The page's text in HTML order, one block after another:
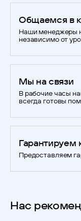
Общаемся в
Наши менеджеры
независимо от
Мы на связи
В рабочие часы
всегда готовы
Гарантируем
Предоставляем
Нас